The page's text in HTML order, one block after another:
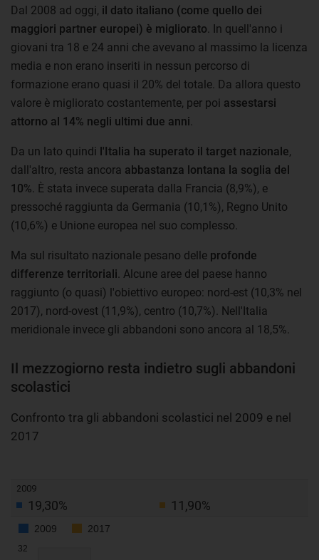
Dal 2008 ad oggi, il dato italiano (come quello dei
maggiori partner europei) è migliorato . In quell'anno i
giovani tra 18 e 24 anni che avevano al massimo la licenza
media e non erano inseriti in nessun percorso di
formazione erano quasi il 20% del totale. Da allora questo
valore è migliorato costantemente, per poi assestarsi
attorno al 14% negli ultimi due anni
Da un lato quindi l'Italia ha superato il target nazionale,
dall'altro, resta ancora abbastanza lontana la soglia del
10% . È stata invece superata dalla Francia (8,9%), e
pressoché raggiunta da Germania (10,1%), Regno Unito
(10,6%) e Unione europea nel suo complesso.
Ma sul risultato nazionale pesano delle profonde
differenze territoriali . Alcune aree del paese hanno
raggiunto (o quasi) l'obiettivo europeo: nord-est (10,3% nel
2017), nord-ovest (11,9%), centro (10,7%). Nell'Italia
meridionale invece gli abbandoni sono ancora al 18,5%.
Il mezzogiorno resta indietro sugli abbandoni
scolastici
Confronto tra gli abbandoni scolastici nel 2009 e nel
2017